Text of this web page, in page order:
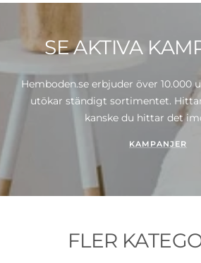
SE AKTIVA
Hemboden.se erbjuder över 10.000
utökar ständigt sortimentet.
kanske du hittar det
KAMPANJER
FLER